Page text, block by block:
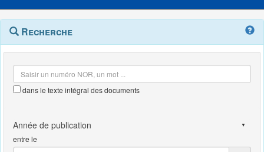
Navigation
outils
Menu
contextuel
Recherche
dans le texte intégral des documents
entre le